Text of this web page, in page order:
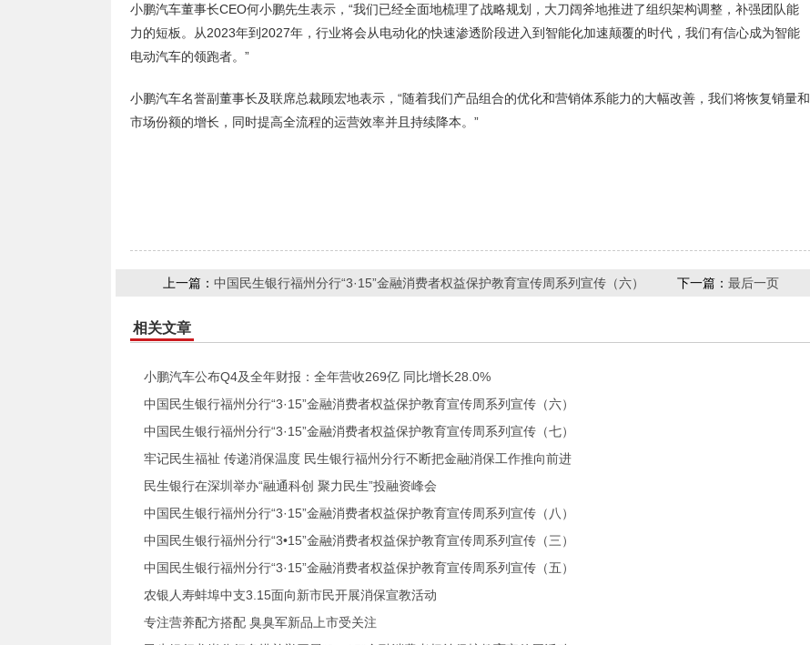
小鹏汽车董事长CEO何小鹏先生表示，“我们已经全面地梳理了战略规划，大刀阔斧地推进了组织架构调整，补强团队能
力的短板。从2023年到2027年，行业将会从电动化的快速渗透阶段进入到智能化加速颠覆的时代，我们有信心成为智能
电动汽车的领跑者。”
小鹏汽车名誉副董事长及联席总裁顾宏地表示，“随着我们产品组合的优化和营销体系能力的大幅改善，我们将恢复销量和
市场份额的增长，同时提高全流程的运营效率并且持续降本。”
上一篇： 中国民生银行福州分行“3·15”金融消费者权益保护教育宣传周系列宣传（六） 下一篇： 最后一页
相关文章
小鹏汽车公布Q4及全年财报：全年营收269亿 同比增长28.0%
中国民生银行福州分行“3·15”金融消费者权益保护教育宣传周系列宣传（六）
中国民生银行福州分行“3·15”金融消费者权益保护教育宣传周系列宣传（七）
牢记民生福祉 传递消保温度 民生银行福州分行不断把金融消保工作推向前进
民生银行在深圳举办“融通科创 聚力民生”投融资峰会
中国民生银行福州分行“3·15”金融消费者权益保护教育宣传周系列宣传（八）
中国民生银行福州分行“3•15”金融消费者权益保护教育宣传周系列宣传（三）
中国民生银行福州分行“3·15”金融消费者权益保护教育宣传周系列宣传（五）
农银人寿蚌埠中支3.15面向新市民开展消保宣教活动
专注营养配方搭配 臭臭军新品上市受关注